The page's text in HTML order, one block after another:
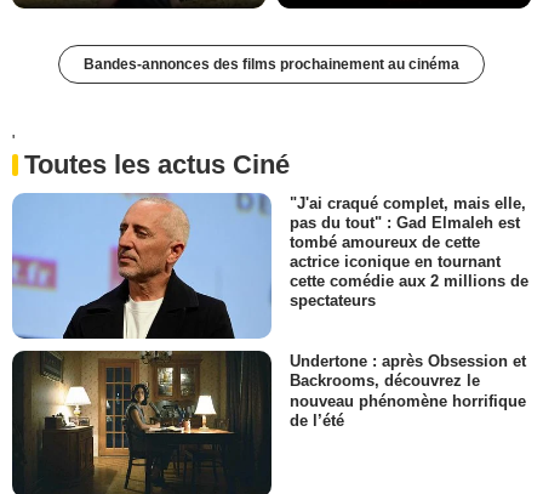
Bandes-annonces des films prochainement au cinéma
'
Toutes les actus Ciné
"J'ai craqué complet, mais elle,
pas du tout" : Gad Elmaleh est
tombé amoureux de cette
actrice iconique en tournant
cette comédie aux 2 millions de
spectateurs
Undertone : après Obsession et
Backrooms, découvrez le
nouveau phénomène horrifique
de l’été